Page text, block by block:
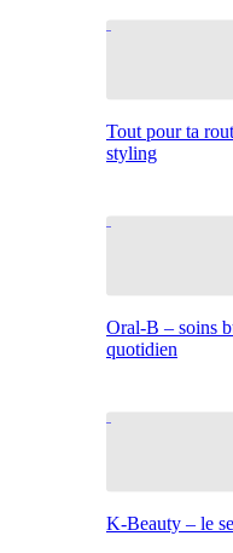
Tout pour ta
styling
Oral-B – soins
quotidien
K-Beauty – le